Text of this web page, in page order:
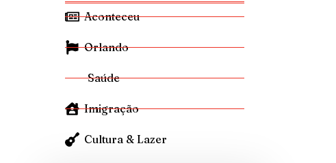
Aconteceu
Orlando
Saúde
Imigração
Cultura & Lazer